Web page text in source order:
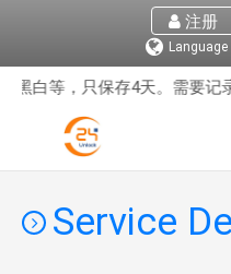
注册
Language
白等，只保存4天。需要记
Service